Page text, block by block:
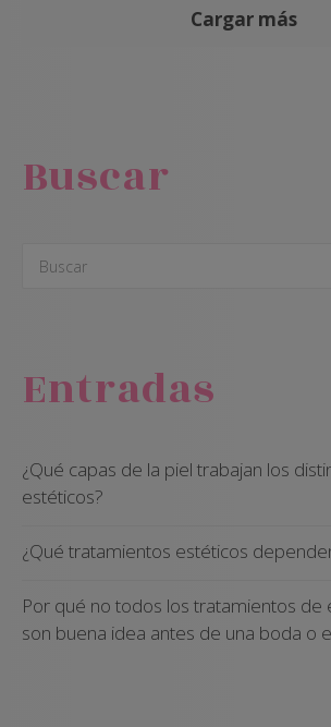
Cargar más
Buscar
Entradas
¿Qué capas de la piel trabajan los
estéticos?
¿Qué tratamientos estéticos
Por qué no todos los tratamientos de
son buena idea antes de una boda o